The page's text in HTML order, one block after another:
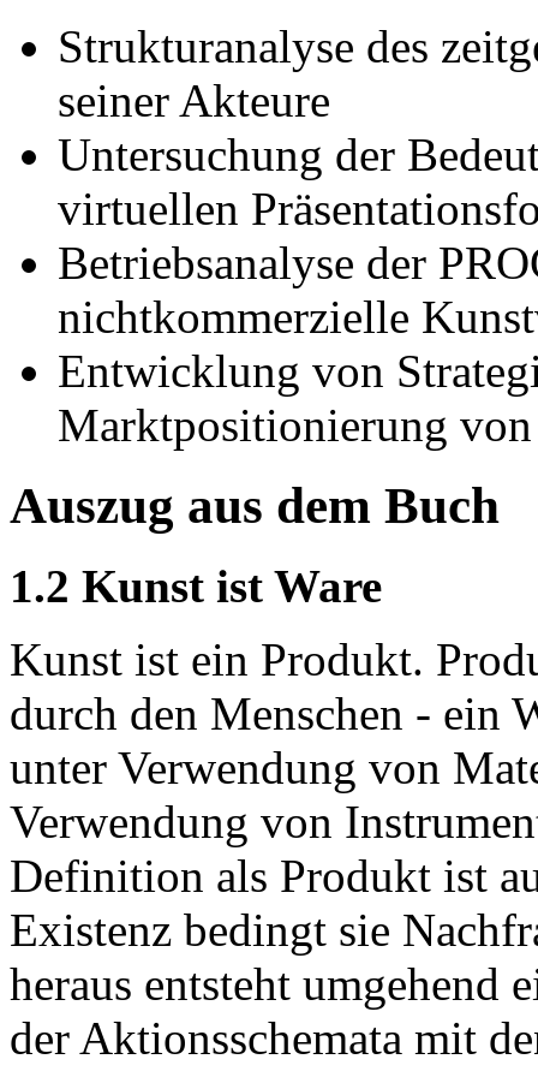
Strukturanalyse des
seiner Akteure
Untersuchung der
virtuellen
Betriebsanalyse der
nichtkommerzielle
Entwicklung von
Marktpositionierung
Auszug aus dem Buch
1.2 Kunst ist Ware
Kunst ist ein Produkt.
durch den Menschen - ein
unter Verwendung von
Verwendung von
Definition als Produkt ist
Existenz bedingt sie
heraus entsteht umgehend
der Aktionsschemata mit